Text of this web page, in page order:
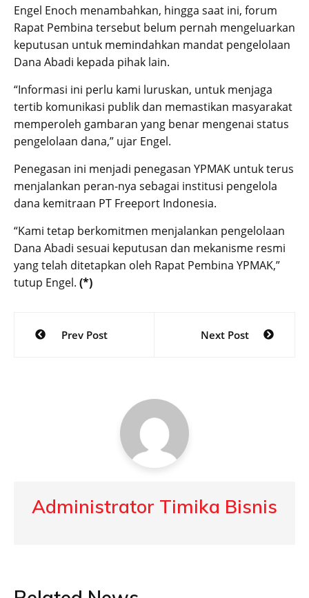
Engel Enoch menambahkan, hingga saat ini, forum
Rapat Pembina tersebut belum pernah mengeluarkan
keputusan untuk memindahkan mandat pengelolaan
Dana Abadi kepada pihak lain.
“Informasi ini perlu kami luruskan, untuk menjaga
tertib komunikasi publik dan memastikan masyarakat
memperoleh gambaran yang benar mengenai status
pengelolaan dana,” ujar Engel.
Penegasan ini menjadi penegasan YPMAK untuk terus
menjalankan peran-nya sebagai institusi pengelola
dana kemitraan PT Freeport Indonesia.
“Kami tetap berkomitmen menjalankan pengelolaan
Dana Abadi sesuai keputusan dan mekanisme resmi
yang telah ditetapkan oleh Rapat Pembina YPMAK,”
tutup Engel. (*)
Post
navigation
Prev Post Next Post
Administrator Timika Bisnis